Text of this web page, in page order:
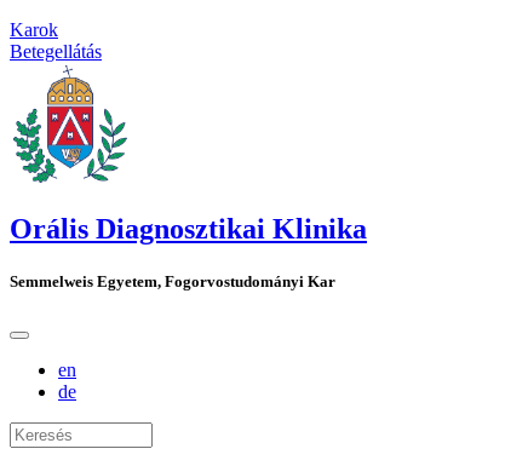
Karok
Betegellátás
Orális Diagnosztikai Klinika
Semmelweis Egyetem, Fogorvostudományi Kar
en
de